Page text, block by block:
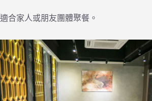
適合家人或朋友團體聚餐。